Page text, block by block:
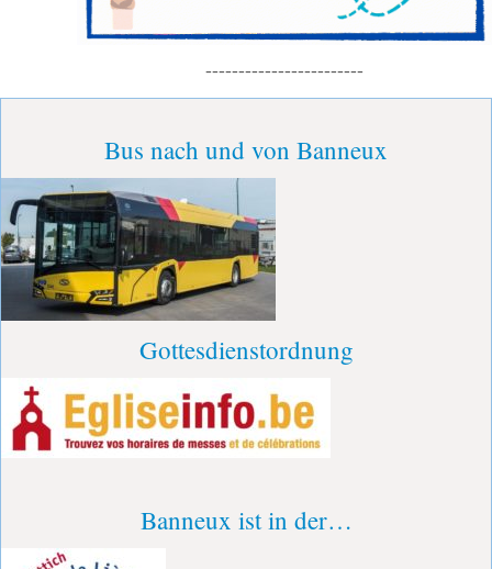
------------------------
Bus nach und von Banneux
Gottesdienstordnung
Banneux ist in der…